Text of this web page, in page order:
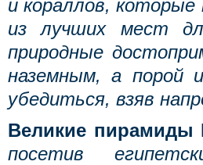
и кораллов,
из лучших мест
природные
наземным, а порой
убедиться, взяв
Великие пирамиды
посетив